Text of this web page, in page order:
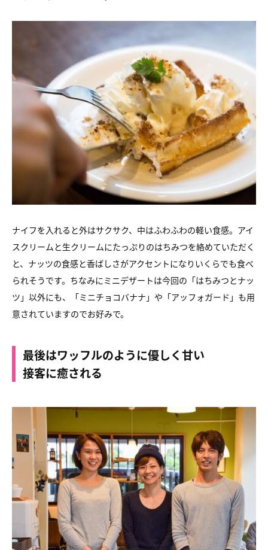
ナイフを入れると外はサクサク、中はふわふわの軽い食感。アイ
スクリームと生クリームにたっぷりのはちみつを絡めていただく
と、ナッツの食感と香ばしさがアクセントになりいくらでも食べ
られそうです。ちなみにミニデザートは今回の「はちみつとナッ
ツ」以外にも、「ミニチョコバナナ」や「アッフォガード」も用
意されていますのでお好みで。
最後はワッフルのように優しく甘い
接客に癒される